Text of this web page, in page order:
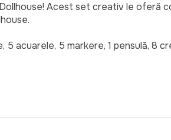
Acest set creativ le oferă
acuarele, 5 markere, 1 pensulă, 8